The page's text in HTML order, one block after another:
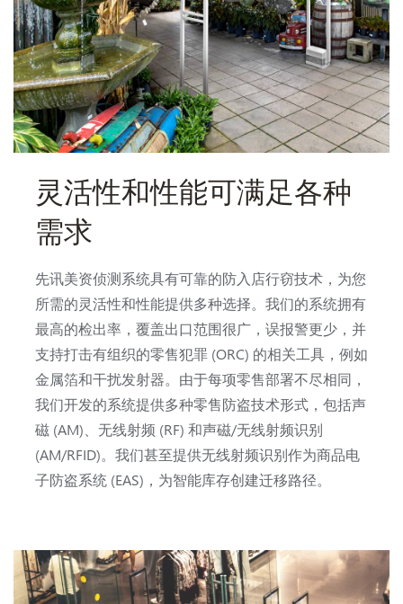
灵活性和性能可满足各种
需求
先讯美资侦测系统具有可靠的防入店行窃技术，为您
所需的灵活性和性能提供多种选择。我们的系统拥有
最高的检出率，覆盖出口范围很广，误报警更少，并
支持打击有组织的零售犯罪 (ORC) 的相关工具，例如
金属箔和干扰发射器。由于每项零售部署不尽相同，
我们开发的系统提供多种零售防盗技术形式，包括声
磁 (AM)、无线射频 (RF) 和声磁/无线射频识别
(AM/RFID)。我们甚至提供无线射频识别作为商品电
子防盗系统 (EAS)，为智能库存创建迁移路径。